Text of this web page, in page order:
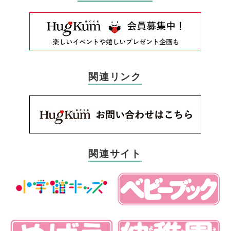
関連リンク
関連サイト